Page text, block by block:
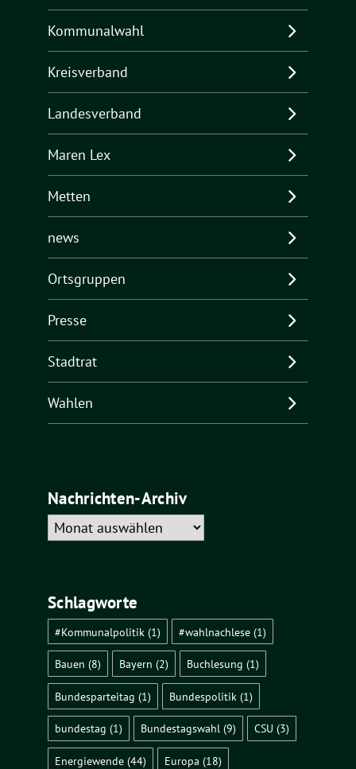
Kommunalwahl
Kreisverband
Landesverband
Maren Lex
Metten
news
Ortsgruppen
Presse
Stadtrat
Wahlen
Nachrichten-Archiv
Nachrichten-
Archiv
Schlagworte
#Kommunalpolitik (1) #wahlnachlese(1)
Bauen (8) Bayern (2) Buchlesung (1)
Bundesparteitag (1) Bundespolitik (1)
bundestag (1) Bundestagswahl(9) CSU (3)
Energiewende (44) Europa (18)